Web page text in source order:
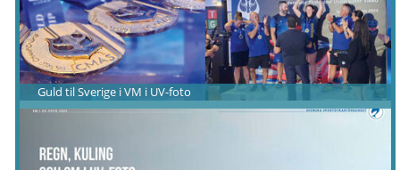
Guld til Sverige i VM i UV-foto